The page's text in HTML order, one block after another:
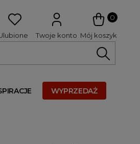
0
Mój koszyk
Twoje konto
WYPRZEDAŻ